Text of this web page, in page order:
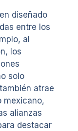
diseñado
entre los
al
los
solo
atrae
mexicano,
alianzas
destacar